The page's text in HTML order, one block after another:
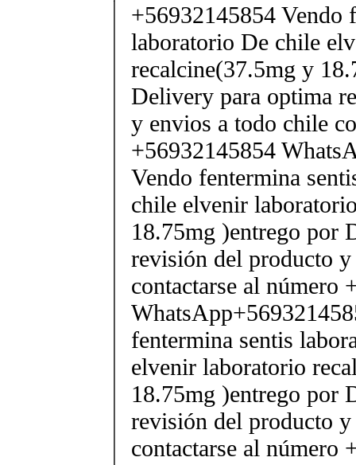
+56932145854 Vendo
laboratorio De chile
recalcine(37.5mg y
Delivery para optima
y envios a todo chile
+56932145854
Vendo fentermina
chile elvenir
18.75mg )entrego por
revisión del producto
contactarse al número
fentermina sentis
elvenir laboratorio
18.75mg )entrego por
revisión del producto
contactarse al número